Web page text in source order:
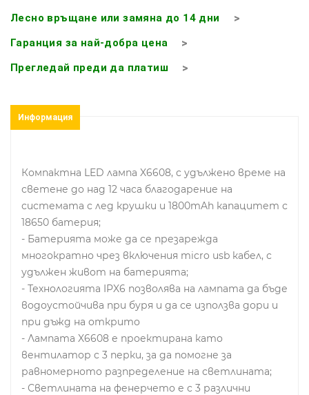
Лесно връщане или замяна до 14 дни
Гаранция за най-добра цена
Прегледай преди да платиш
Информация
Компактна LED лампа X6608, с удължено време на
светене до над 12 часа благодарение на
системата с лед крушки и 1800mAh капацитет с
18650 батерия;
- Батерията може да се презарежда
многократно чрез включения micro usb кабел, с
удължен живот на батерията;
- Технологията IPX6 позволява на лампата да бъде
водоустойчива при буря и да се използва дори и
при дъжд на открито
- Лампата X6608 е проектирана като
вентилатор с 3 перки, за да помогне за
равномерното разпределение на светлината;
- Светлината на фенерчето е с 3 различни